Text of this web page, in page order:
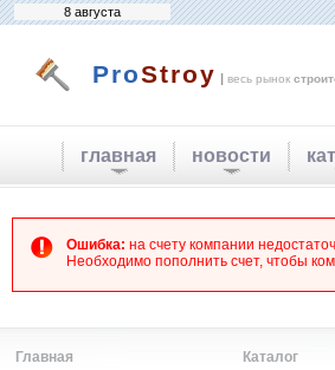
8 августа
ProStroy | весь рынок
главная новости
Ошибка: на счету компании
Необходимо пополнить счет, чтобы
Главная
Каталог